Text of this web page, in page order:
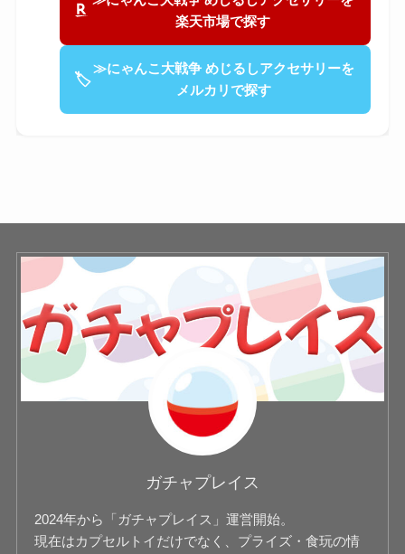
楽天市場で探す
🏷
≫にゃんこ大戦争 めじるしアクセサリーを
メルカリで探す
ガチャプレイス
2024年から「ガチャプレイス」運営開始。
現在はカプセルトイだけでなく、プライズ・食玩の情